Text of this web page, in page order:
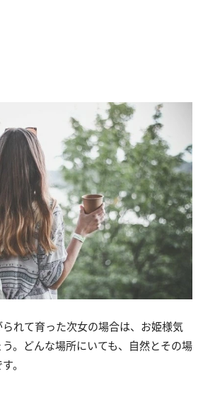
れて育った次女の場合は、お姫様気
。どんな場所にいても、自然とその場
。